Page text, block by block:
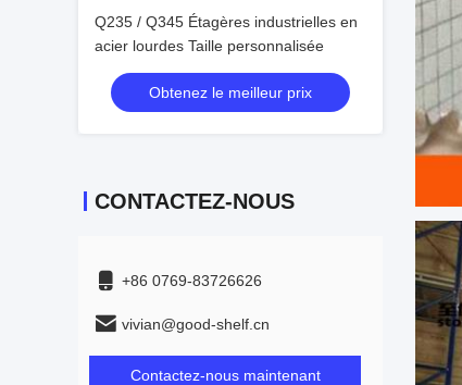
Q235 / Q345 Étagères industrielles en
acier lourdes Taille personnalisée
Obtenez le meilleur prix
CONTACTEZ-NOUS
+86 0769-83726626
vivian@good-shelf.cn
Contactez-nous maintenant